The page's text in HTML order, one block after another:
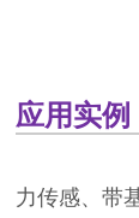
应用实例
力传感、带